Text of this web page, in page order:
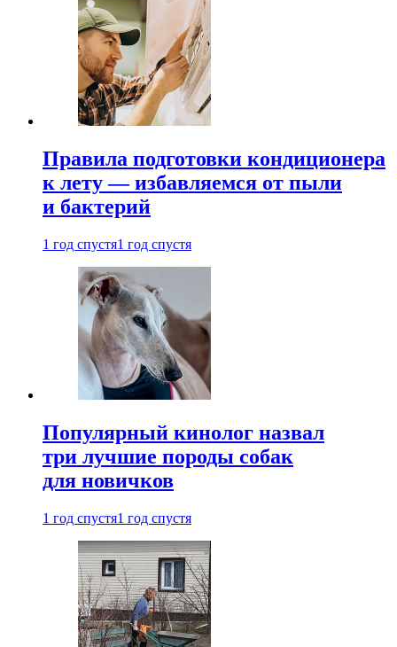
Правила подготовки кондиционера
к лету — избавляемся от пыли
и бактерий
1 год спустя1 год спустя
Популярный кинолог назвал
три лучшие породы собак
для новичков
1 год спустя1 год спустя